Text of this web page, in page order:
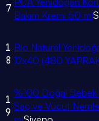
7
Bakım Kremi 50 ml
1
8
Bio Natural
12x40 (480
1
9
%100 Doğal Bebek
Saç ve Vücut